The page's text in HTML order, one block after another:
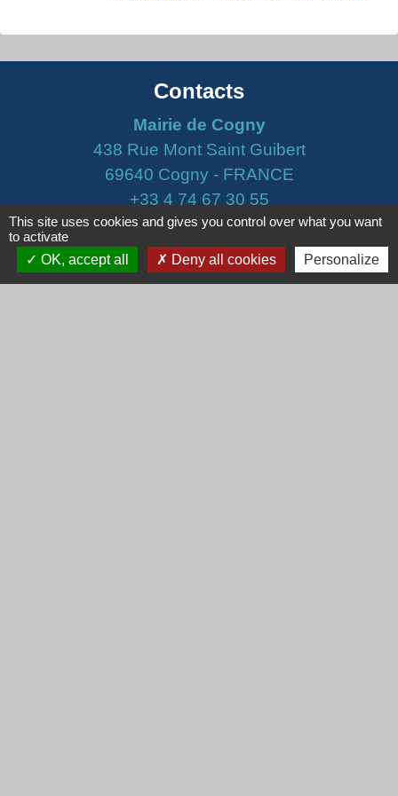
Contacts
Mairie de Cogny
438 Rue Mont Saint Guibert
69640 Cogny - FRANCE
+33 4 74 67 30 55
Contact par formulaire
This site uses cookies and gives you control over what you want
to activate
OK, accept all
Deny all cookies Personalize